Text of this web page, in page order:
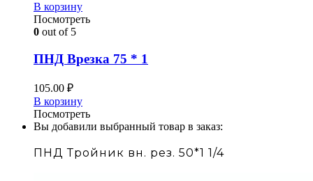
В корзину
Посмотреть
0 out of 5
ПНД Врезка 75 * 1
105.00 ₽
В корзину
Посмотреть
Вы добавили выбранный товар в заказ:
ПНД Тройник вн. рез. 50*1 1/4